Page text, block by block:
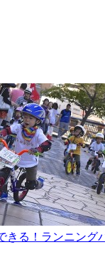
きる！ランニング